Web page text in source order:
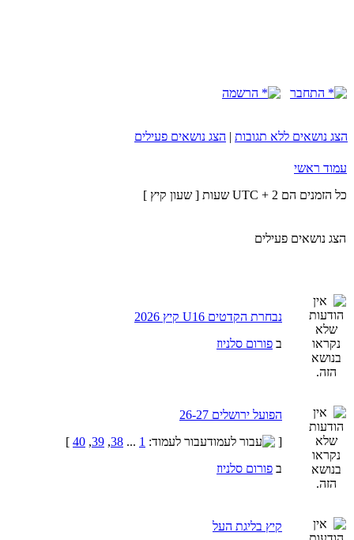
התחבר הרשמה
הצג נושאים ללא תגובות | הצג נושאים פעילים
עמוד ראשי
כל הזמנים הם UTC + 2 שעות [ שעון קיץ ]
הצג נושאים פעילים
נבחרת הקדטים U16 קיץ 2026
ב פורום סלניוז
הפועל ירושלים 26-27
[
עבור לעמוד: 1
...
38
,
39
,
40
]
ב פורום סלניוז
קיץ בליגת העל